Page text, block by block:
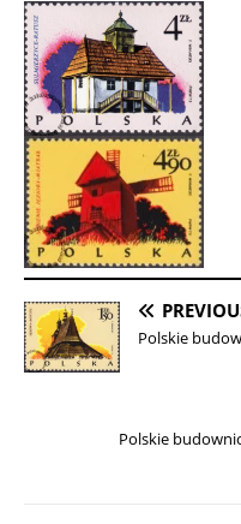
Polskie
Polskie